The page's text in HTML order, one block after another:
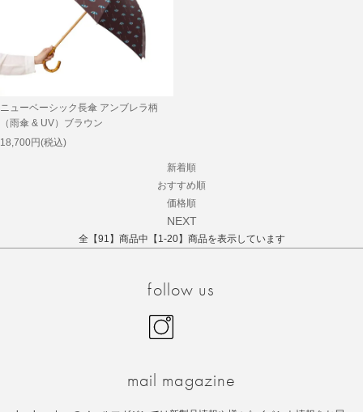
ニューベーシック長傘 アンブレラ柄
（雨傘 & UV）ブラウン
18,700円(税込)
新着順
おすすめ順
価格順
NEXT
全【91】商品中【1-20】商品を表示しています
follow us
mail magazine